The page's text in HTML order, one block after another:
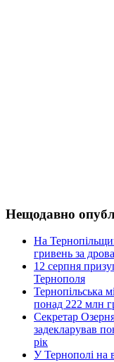
Нещодавно
На
гривень за
12 серпня
Тернополя
Тернопільська
понад 222 млн
Секретар
задекларував
рік
У Тернополі на